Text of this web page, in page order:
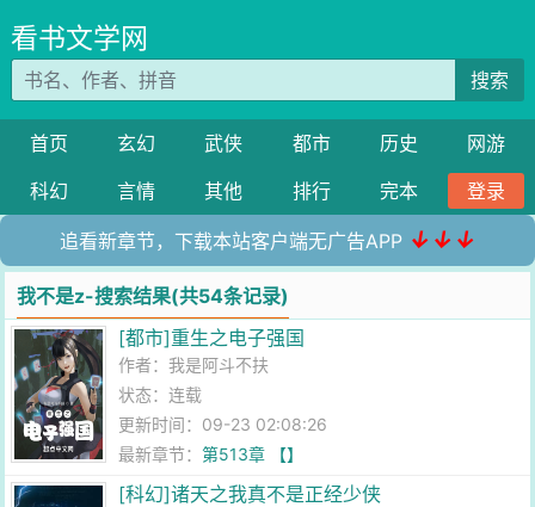
看书文学网
搜索
首页 玄幻 武侠 都市 历史
网游
科幻
言情 其他 排行 完本 登录
追看新章节，下载本站客户端无广告APP ↓↓↓
我不是z-搜索结果(共54条记录)
[都市]重生之电子强国
作者：我是阿斗不扶
状态：连载
更新时间：09-23 02:08:26
最新章节：第513章 【】
[科幻]诸天之我真不是正经少侠